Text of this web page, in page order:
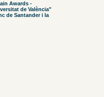
Awards -
de València"
de Santander i la